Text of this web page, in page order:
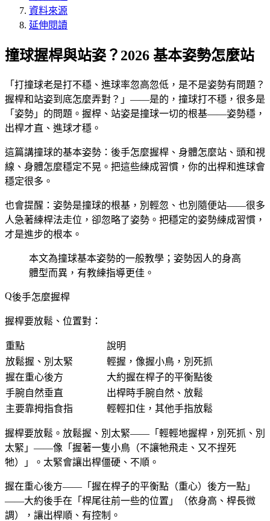
資料來源
延伸閱讀
撞球握桿與站姿？2026 基本姿勢怎麼站
「打撞球老是打不穩、進球率忽高忽低，是不是姿勢有問題？
握桿和站姿到底怎麼弄對？」——是的，撞球打不穩，很多是
「姿勢」的問題。握桿、站姿是撞球一切的根基——姿勢穩，
出桿才直、進球才穩。
這篇講撞球的基本姿勢：後手怎麼握桿、身體怎麼站、頭和視
線、身體怎麼穩定不晃。把這些練成習慣，你的出桿和進球會
穩定很多。
也會提醒：姿勢是撞球的根基，別輕忽、也別隨便站——很多
人急著練桿法走位，卻忽略了姿勢。把穩定的姿勢練成習慣，
才是進步的根本。
本文為撞球基本姿勢的一般教學；姿勢因人的身高
體型而異，有教練指導更佳。
後手怎麼握桿
握桿要放鬆、位置對：
重點
說明
放鬆握、別太緊
輕握，像握小鳥，別死抓
握在重心後方
大約握在桿子的平衡點後
手腕自然垂直
出桿時手腕自然、放鬆
主要靠拇指食指
輕輕扣住，其他手指放鬆
握桿要放鬆。放鬆握、別太緊——「輕輕地握桿，別死抓、別
太緊」——像「握著一隻小鳥（不讓牠飛走、又不捏死
牠）」。太緊會讓出桿僵硬、不順。
握在重心後方——「握在桿子的平衡點（重心）後方一點」
——大約後手在「桿尾往前一些的位置」（依身高、桿長微
調），讓出桿順、有控制。